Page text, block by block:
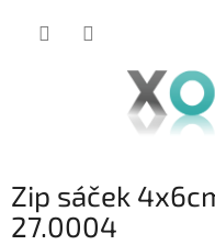
Zip sáček
27.0004